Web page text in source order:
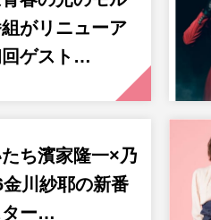
がリニューア
ゲスト…
ち濱家隆一×乃
川紗耶の新番
ター…